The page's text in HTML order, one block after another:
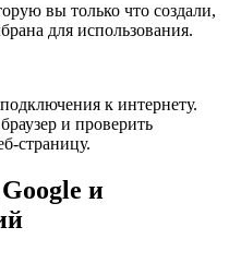
вы только что создали,
для использования.
к интернету.
и проверить
страницу.
и